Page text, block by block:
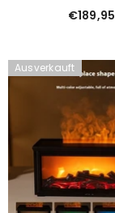
€189,95
Ausverkauft